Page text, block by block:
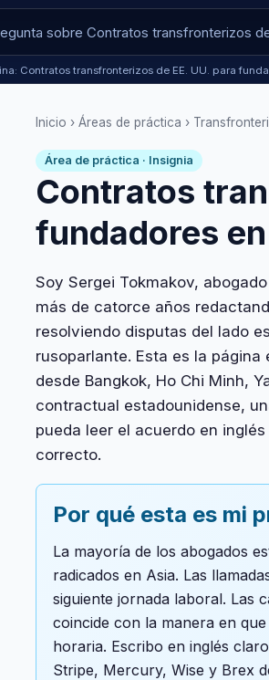
Contratos transfronterizos de EE. UU. para
Inicio › Áreas de práctica ›
Área de práctica · Insignia
Contratos
fundadores
Soy Sergei Tokmakov,
más de catorce años
resolviendo disputas del lado
rusoparlante. Esta es la
desde Bangkok, Ho Chi Minh,
contractual estadounidense,
pueda leer el acuerdo en
correcto.
Por qué esta es mi
La mayoría de los abogados
radicados en Asia. Las
siguiente jornada laboral. Las
coincide con la manera en
horaria. Escribo en inglés
Stripe, Mercury, Wise y Brex